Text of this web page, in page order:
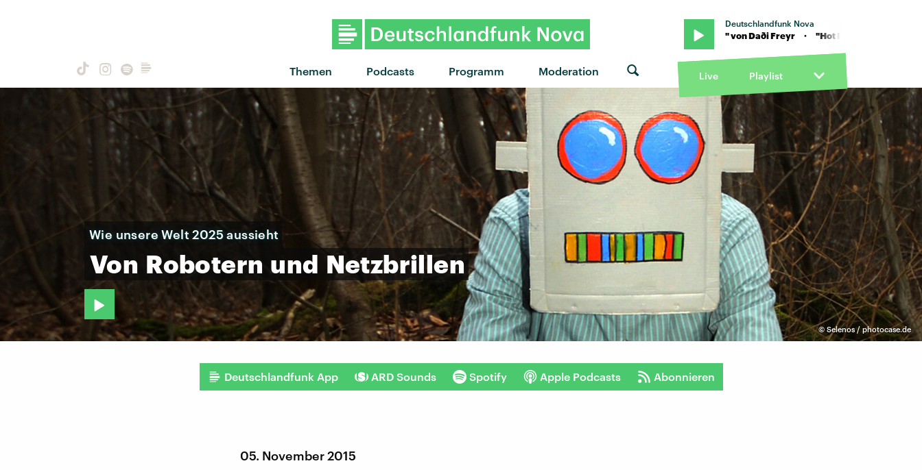
Themen Podcasts Programm Moderation
Deutschlandfunk Nova
"Hot Damn" von Daði Freyr · "Hot Damn" von Daði Freyr · "Hot Damn" von Daði Freyr
Live Playlist
© Selenos / photocase.de
Wie unsere Welt 2025 aussieht
Von Robotern und Netzbrillen
Deutschlandfunk App ARD Sounds Spotify Apple Podcasts Abonnieren
05. November 2015